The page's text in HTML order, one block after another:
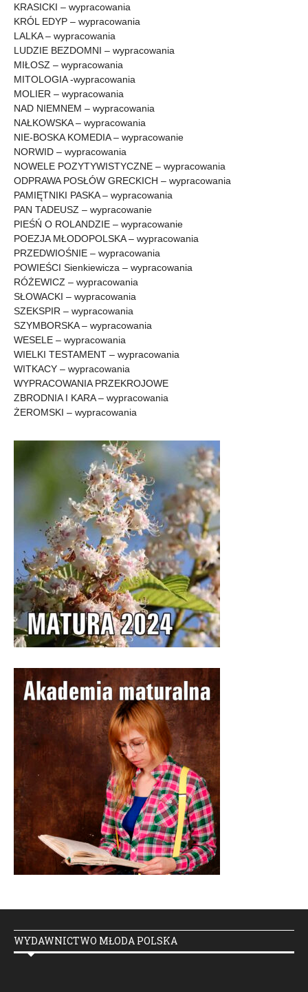
KRASICKI – wypracowania
KRÓL EDYP – wypracowania
LALKA – wypracowania
LUDZIE BEZDOMNI – wypracowania
MIŁOSZ – wypracowania
MITOLOGIA -wypracowania
MOLIER – wypracowania
NAD NIEMNEM – wypracowania
NAŁKOWSKA – wypracowania
NIE-BOSKA KOMEDIA – wypracowanie
NORWID – wypracowania
NOWELE POZYTYWISTYCZNE – wypracowania
ODPRAWA POSŁÓW GRECKICH – wypracowania
PAMIĘTNIKI PASKA – wypracowania
PAN TADEUSZ – wypracowanie
PIEŚŃ O ROLANDZIE – wypracowanie
POEZJA MŁODOPOLSKA – wypracowania
PRZEDWIOŚNIE – wypracowania
POWIEŚCI Sienkiewicza – wypracowania
RÓŻEWICZ – wypracowania
SŁOWACKI – wypracowania
SZEKSPIR – wypracowania
SZYMBORSKA – wypracowania
WESELE – wypracowania
WIELKI TESTAMENT – wypracowania
WITKACY – wypracowania
WYPRACOWANIA PRZEKROJOWE
ZBRODNIA I KARA – wypracowania
ŻEROMSKI – wypracowania
WYDAWNICTWO MŁODA POLSKA